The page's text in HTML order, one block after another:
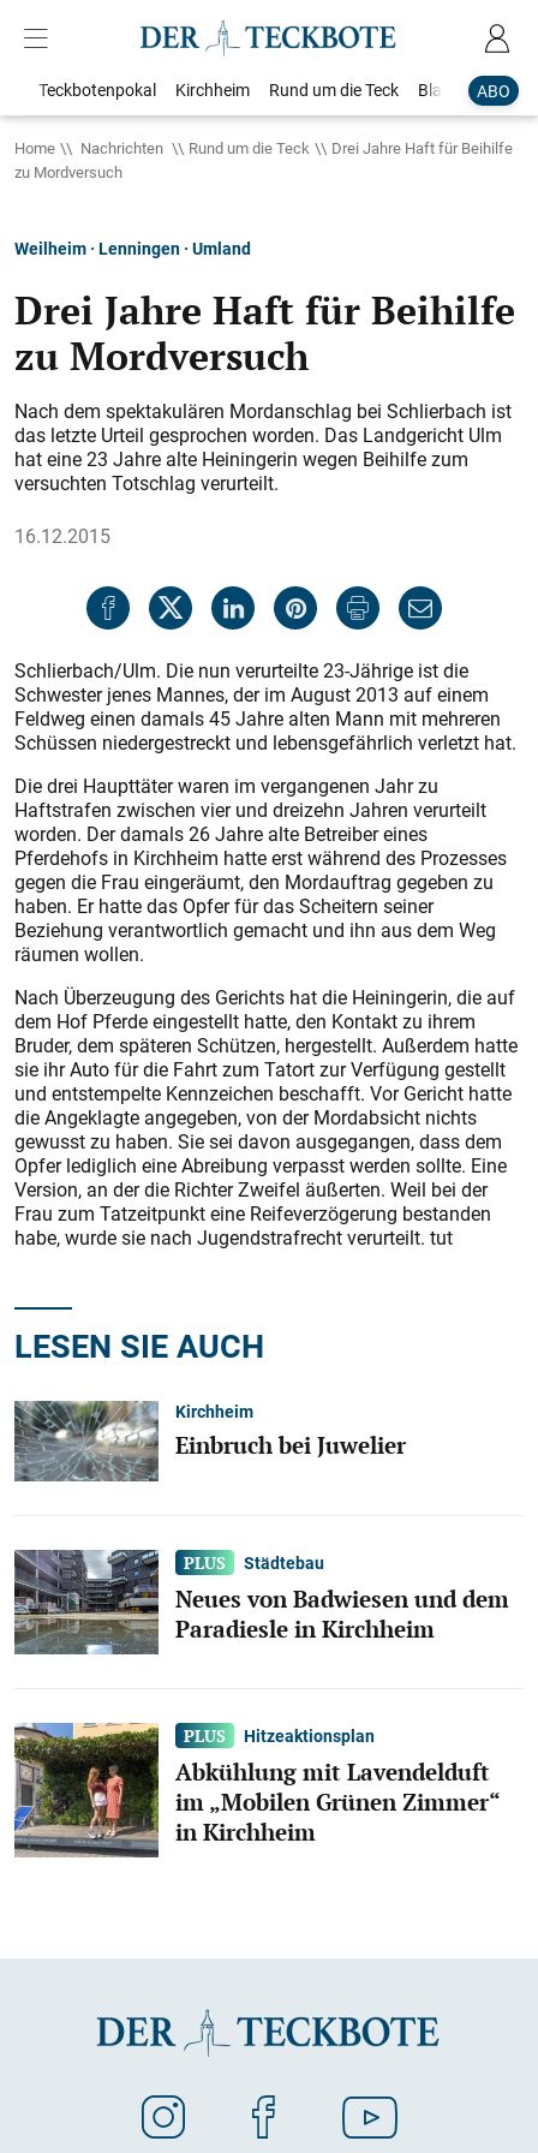
ABO
Teckbotenpokal Kirchheim Rund um die Teck Blaulicht
Home Nachrichten Rund um die Teck
Drei Jahre Haft für Beihilfe
zu Mordversuch
Weilheim · Lenningen · Umland
Drei Jahre Haft für Beihilfe
zu Mordversuch
Nach dem spektakulären Mordanschlag bei Schlierbach ist
das letzte Urteil gesprochen worden. Das Landgericht Ulm
hat eine 23 Jahre alte Heiningerin wegen Beihilfe zum
versuchten Totschlag verurteilt.
16.12.2015
Schlierbach/Ulm. Die nun verurteilte 23-Jährige ist die
Schwester jenes Mannes, der im August 2013 auf einem
Feldweg einen damals 45 Jahre alten Mann mit mehreren
Schüssen niedergestreckt und lebensgefährlich verletzt hat.
Die drei Haupttäter waren im vergangenen Jahr zu
Haftstrafen zwischen vier und dreizehn Jahren verurteilt
worden. Der damals 26 Jahre alte Betreiber eines
Pferdehofs in Kirchheim hatte erst während des Prozesses
gegen die Frau eingeräumt, den Mordauftrag gegeben zu
haben. Er hatte das Opfer für das Scheitern seiner
Beziehung verantwortlich gemacht und ihn aus dem Weg
räumen wollen.
Nach Überzeugung des Gerichts hat die Heiningerin, die auf
dem Hof Pferde eingestellt hatte, den Kontakt zu ihrem
Bruder, dem späteren Schützen, hergestellt. Außerdem hatte
sie ihr Auto für die Fahrt zum Tatort zur Verfügung gestellt
und entstempelte Kennzeichen beschafft. Vor Gericht hatte
die Angeklagte angegeben, von der Mordabsicht nichts
gewusst zu haben. Sie sei davon ausgegangen, dass dem
Opfer lediglich eine Abreibung verpasst werden sollte. Eine
Version, an der die Richter Zweifel äußerten. Weil bei der
Frau zum Tatzeitpunkt eine Reifeverzögerung bestanden
habe, wurde sie nach Jugendstrafrecht verurteilt. tut
LESEN SIE AUCH
Kirchheim
Einbruch bei Juwelier
Städtebau
Neues von Badwiesen und dem
Paradiesle in Kirchheim
Hitzeaktionsplan
Abkühlung mit Lavendelduft
im „Mobilen Grünen Zimmer“
in Kirchheim